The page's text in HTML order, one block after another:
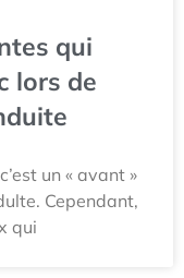
qui
lors de
un « avant »
Cependant,
qui